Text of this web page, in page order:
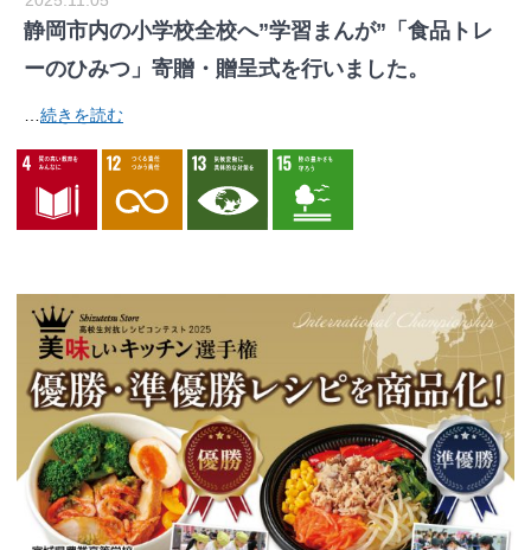
静岡市内の小学校全校へ”学習まんが”「食品トレ
ーのひみつ」寄贈・贈呈式を行いました。
続きを読む